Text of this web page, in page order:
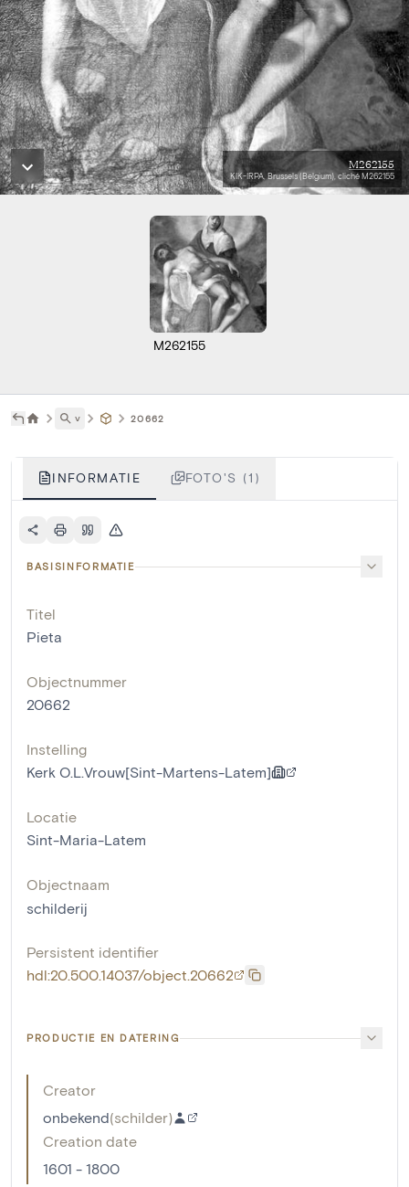
M262155
KIK-IRPA, Brussels (Belgium), cliché M262155
M262155
˅ 20662
INFORMATIE FOTO'S (1)
BASISINFORMATIE
Titel
Pieta
Objectnummer
20662
Instelling
Kerk O.L.Vrouw[Sint-Martens-Latem]
Locatie
Sint-Maria-Latem
Objectnaam
schilderij
Persistent identifier
hdl:20.500.14037/object.20662
PRODUCTIE EN DATERING
Creator
onbekend(schilder)
Creation date
1601 - 1800